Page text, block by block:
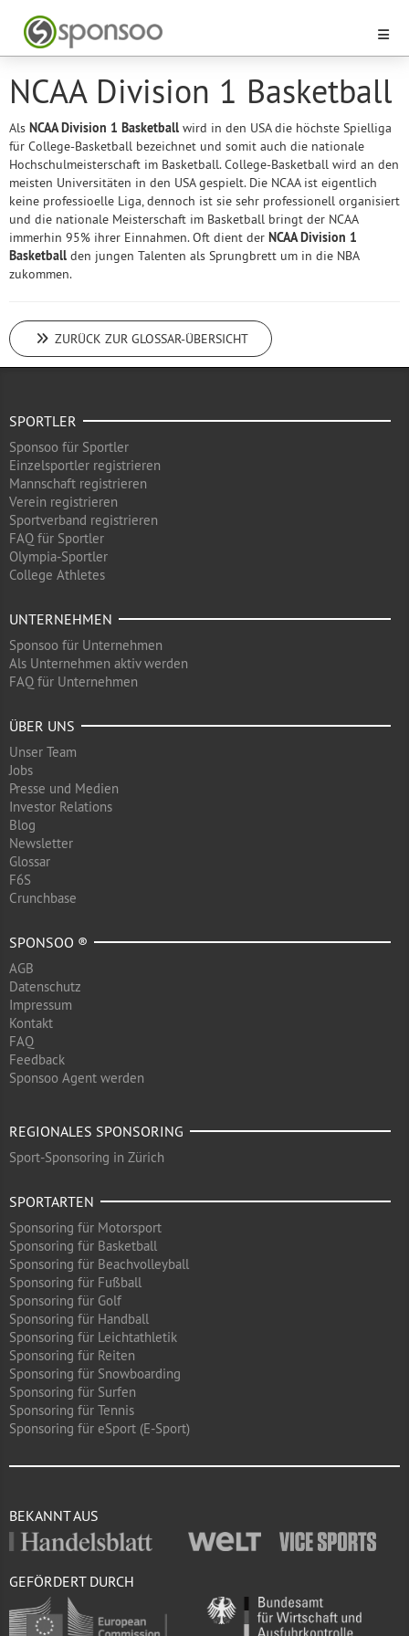
NCAA Division 1 Basketball
Als NCAA Division 1 Basketball wird in den USA die höchste Spielliga
für College-Basketball bezeichnet und somit auch die nationale
Hochschulmeisterschaft im Basketball. College-Basketball wird an den
meisten Universitäten in den USA gespielt. Die NCAA ist eigentlich
keine professioelle Liga, dennoch ist sie sehr professionell organisiert
und die nationale Meisterschaft im Basketball bringt der NCAA
immerhin 95% ihrer Einnahmen. Oft dient der NCAA Division 1
Basketball den jungen Talenten als Sprungbrett um in die NBA
zukommen.
ZURÜCK ZUR GLOSSAR-ÜBERSICHT
SPORTLER
Sponsoo für Sportler
Einzelsportler registrieren
Mannschaft registrieren
Verein registrieren
Sportverband registrieren
FAQ für Sportler
Olympia-Sportler
College Athletes
UNTERNEHMEN
Sponsoo für Unternehmen
Als Unternehmen aktiv werden
FAQ für Unternehmen
ÜBER UNS
Unser Team
Jobs
Presse und Medien
Investor Relations
Blog
Newsletter
Glossar
F6S
Crunchbase
SPONSOO ®
AGB
Datenschutz
Impressum
Kontakt
FAQ
Feedback
Sponsoo Agent werden
REGIONALES SPONSORING
Sport-Sponsoring in Zürich
SPORTARTEN
Sponsoring für Motorsport
Sponsoring für Basketball
Sponsoring für Beachvolleyball
Sponsoring für Fußball
Sponsoring für Golf
Sponsoring für Handball
Sponsoring für Leichtathletik
Sponsoring für Reiten
Sponsoring für Snowboarding
Sponsoring für Surfen
Sponsoring für Tennis
Sponsoring für eSport (E-Sport)
BEKANNT AUS
GEFÖRDERT DURCH